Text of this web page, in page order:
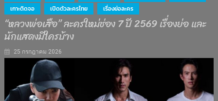
เกาะติดจอ
เปิดตัวละครไทย เรื่องย่อละคร
“หลวงพ่อเสือ” ละครใหม่ช่อง 7 ปี 2569 เรื่องย่อ และ
นักแสดงมีใครบ้าง
25 กรกฎาคม 2026